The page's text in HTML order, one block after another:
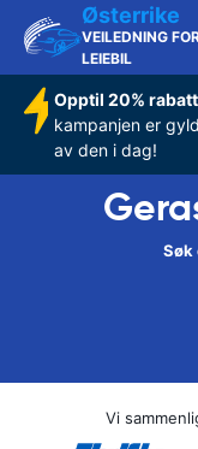
Østerrike
VEILEDNING
LEIEBIL
Opptil 20%
kampanjen er
av den i dag!
Søk
Vi